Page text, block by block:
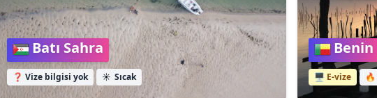
Batı Sahra
❓ Vize bilgisi yok ☀️ Sıcak
Benin
🖥️ E-vize 🔥